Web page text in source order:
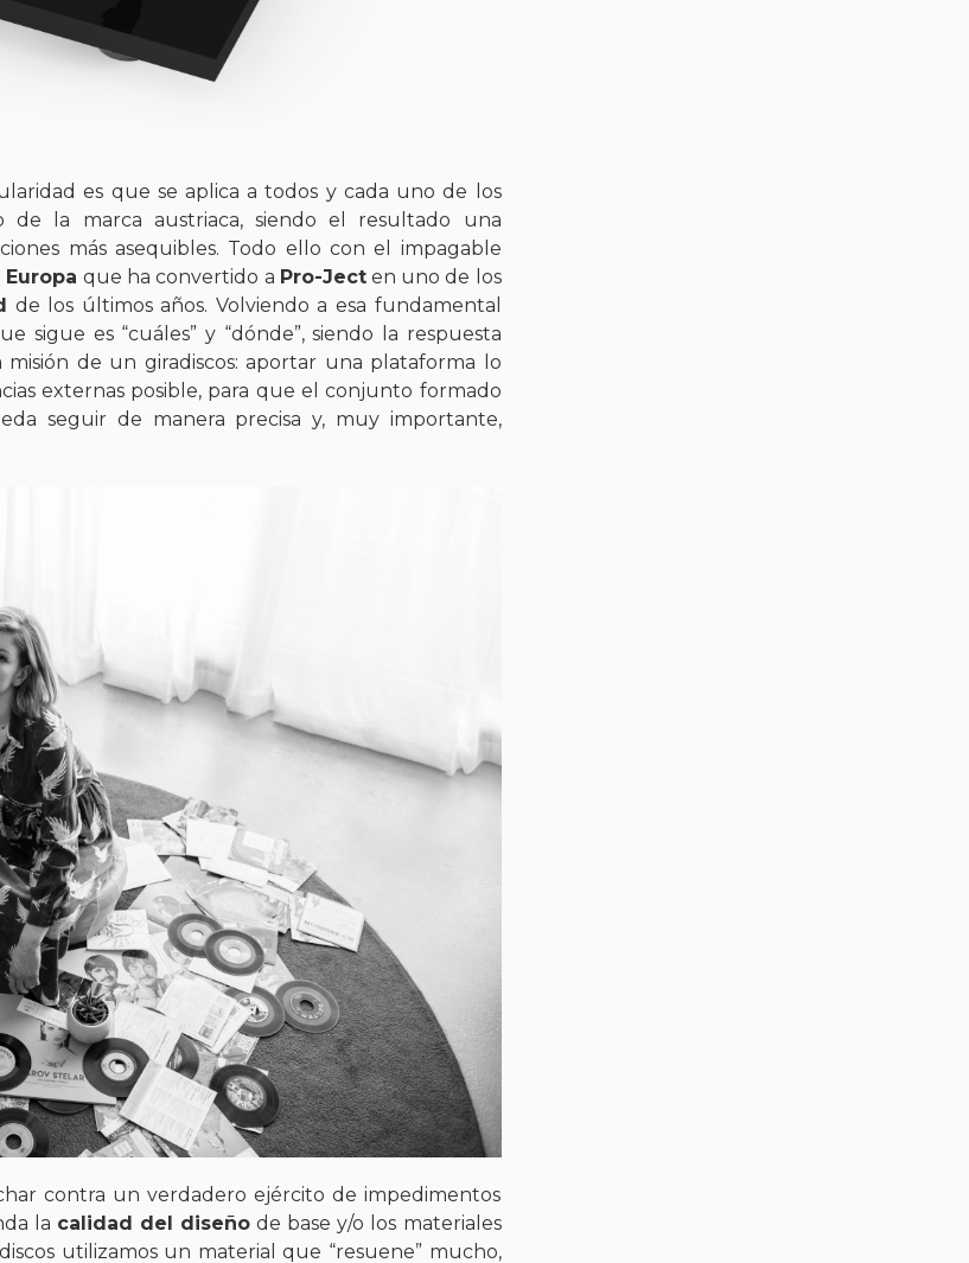
es que se aplica a todos y cada uno de los
de la marca austriaca, siendo el resultado una
más asequibles. Todo ello con el impagable
Europaque ha convertido a Pro-Jecten uno de los
de los últimos años. Volviendo a esa fundamental
sigue es “cuáles” y “dónde”, siendo la respuesta
de un giradiscos: aportar una plataforma lo
externas posible, para que el conjunto formado
seguir de manera precisa y, muy importante,
contra un verdadero ejército de impedimentos
la calidad del diseño de base y/o los materiales
utilizamos un material que “resuene” mucho,